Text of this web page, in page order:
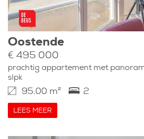
Oostende
€ 495 000
prachtig appartement met
slpk
95.00 m² 2
LEES MEER